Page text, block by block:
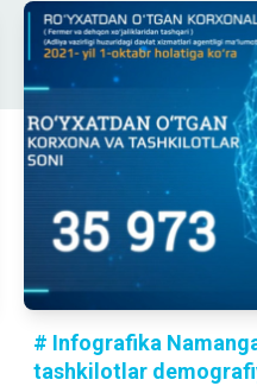
# Infografika
tashkilotlar